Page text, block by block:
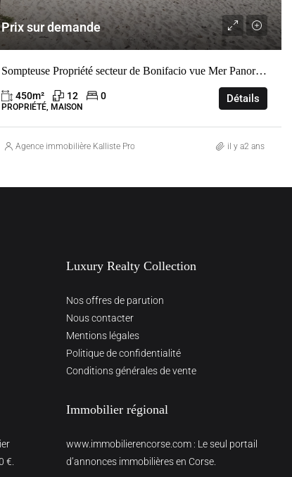
Prix sur demande
Sompteuse Propriété secteur de Bonifacio vue Mer Panoramique
450m² 12 0
PROPRIÉTÉ, MAISON
Détails
Agence immobilière Kalliste Properties il y a2 ans
€.
Luxury Realty Collection
Nos offres de parution
Nous contacter
Mentions légales
Politique de confidentialité
Conditions générales de vente
Immobilier régional
www.immobilierencorse.com : Le seul portail
d’annonces immobilières en Corse.